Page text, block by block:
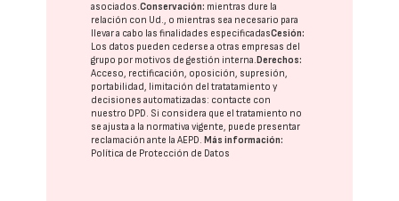
asociados.Conservación: mientras dure la
relación con Ud., o mientras sea necesario para
llevar a cabo las finalidades especificadasCesión:
Los datos pueden cederse a otras empresas del
grupo por motivos de gestión interna. Derechos:
Acceso, rectificación, oposición, supresión,
portabilidad, limitación del tratatamiento y
decisiones automatizadas: contacte con
nuestro DPD. Si considera que el tratamiento no
se ajusta a la normativa vigente, puede presentar
reclamación ante laAEPD. Más información:
Política de Protección de Datos